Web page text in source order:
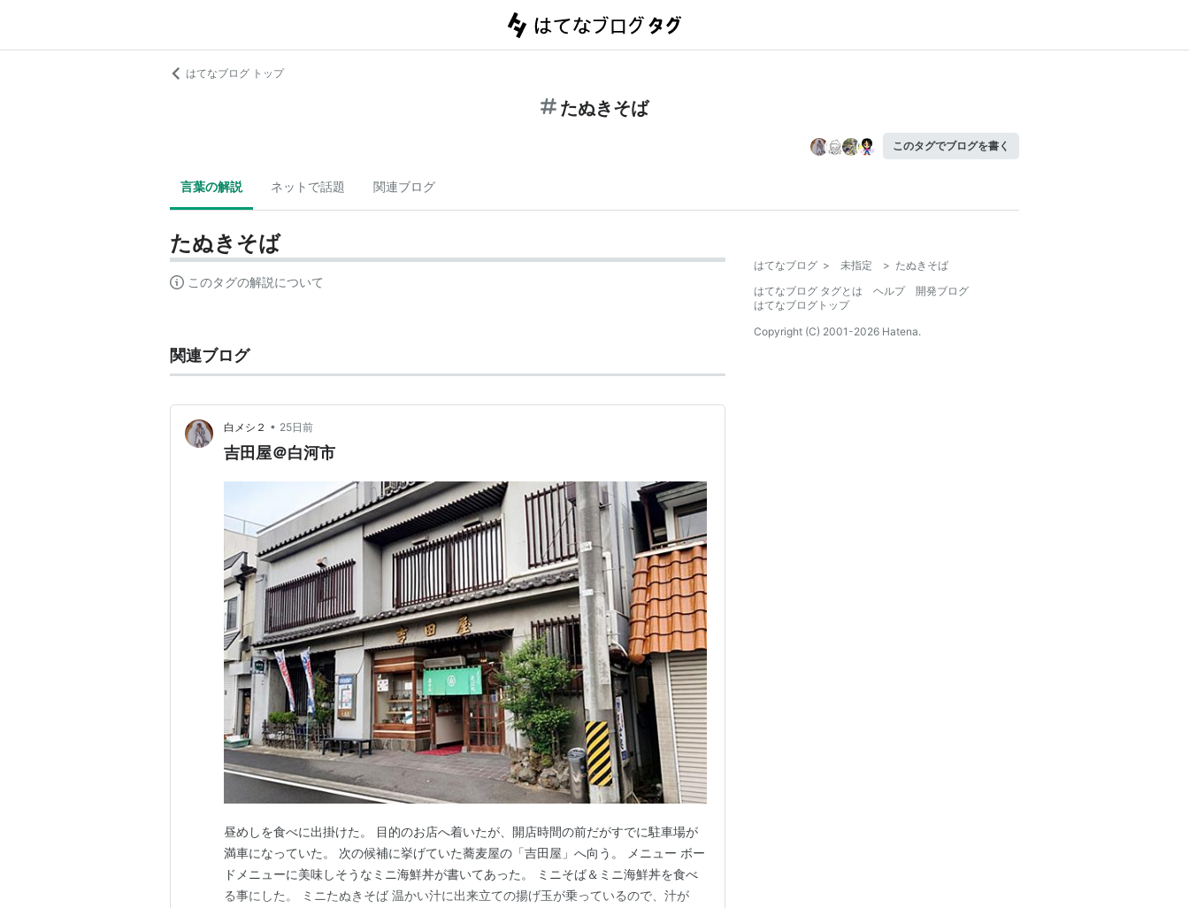
はてなブログ トップ
たぬきそば
このタグでブログを書く
言葉の解説 ネットで話題 関連ブログ
たぬきそば
このタグの解説について
関連ブログ
白メシ２ • 25日前
吉田屋＠白河市
昼めしを食べに出掛けた。 目的のお店へ着いたが、開店時間の前だがすでに駐車場が
満車になっていた。 次の候補に挙げていた蕎麦屋の「吉田屋」へ向う。 メニュー ボー
ドメニューに美味しそうなミニ海鮮丼が書いてあった。 ミニそば＆ミニ海鮮丼を食べ
る事にした。 ミニたぬきそば 温かい汁に出来立ての揚げ玉が乗っているので、汁が
はてなブログ > 未指定 > たぬきそば
はてなブログ タグとは
ヘルプ
開発ブログ
はてなブログトップ
Copyright (C) 2001-2026 Hatena.